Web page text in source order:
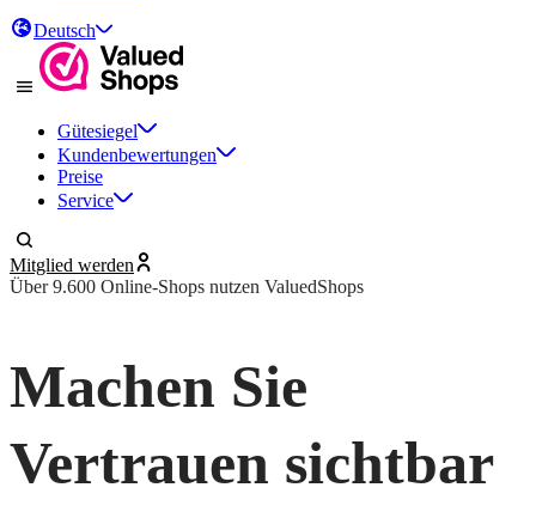
Deutsch
Gütesiegel
Kundenbewertungen
Preise
Service
Mitglied werden
Über 9.600 Online-Shops nutzen ValuedShops
Machen Sie
Vertrauen sichtbar